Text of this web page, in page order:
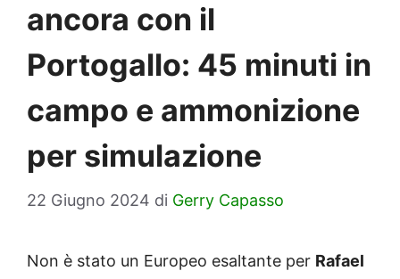
ancora con il
Portogallo: 45 minuti in
campo e ammonizione
per simulazione
22 Giugno 2024 di Gerry Capasso
Non è stato un Europeo esaltante per Rafael